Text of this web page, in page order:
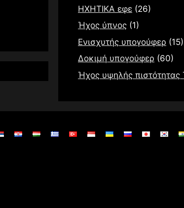
ΗΧΗΤΙΚΑ εφε (26)
Ήχος ύπνος (1)
Ενισχυτής υπογούφερ (15)
Δοκιμή υπογούφερ (60)
Ήχος υψηλής πιστότητας